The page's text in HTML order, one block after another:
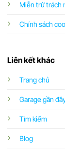
Miễn trừ trách
Chính sách
Liên kết khác
Trang chủ
Garage gần
Tìm kiếm
Blog